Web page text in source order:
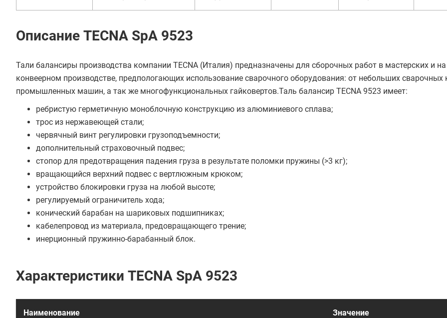
мес
Описание TECNA SpA 9523
Тали балансиры производства компании TECNA (Италия) предназначены для сборочных работ в мастерских и на
конвеерном производстве, предпологающих использование сварочного оборудования: от небольших сварочных
промышленных машин, а так же многофункциональных гайковертов.Таль балансир TECNA 9523 имеет:
ребристую герметичную моноблочную конструкцию из алюминиевого сплава;
трос из нержавеющей стали;
червячный винт регулировки грузоподъемности;
дополнительный страховочный подвес;
стопор для предотвращения падения груза в результате поломки пружины (>3 кг);
вращающийся верхний подвес с вертлюжным крюком;
устройство блокировки груза на любой высоте;
регулируемый ограничитель хода;
конический барабан на шариковых подшипниках;
кабелепровод из материала, предовращающего трение;
инерционный пружинно-барабанный блок.
Характеристики TECNA SpA 9523
Наименование Значение